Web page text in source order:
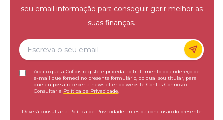
seu email informação para conseguir gerir melhor as
suas finanças.
Aceito que a Cofidis registe e proceda ao tratamento do endereço de
e-mail que forneci no presente formulário, do qual sou titular, para
que eu possa receber a newsletter do website Contas Connosco.
Consultar a Política de Privacidade
Deverá consultar a Política de Privacidade antes da conclusão do presente